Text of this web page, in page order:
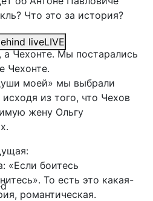
liveLIVE
Что это за история?
а Чехонте. Мы постарались
Чехонте.
моей» мы выбрали
из того, что Чехов
жену Ольгу
«Если боитесь
То есть это какая-
романтическая.